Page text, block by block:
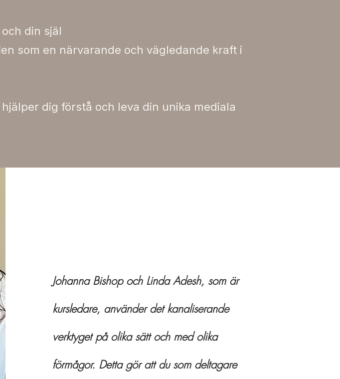
din själ
som en närvarande och vägledande kraft i
dig förstå och leva din unika mediala
Johanna Bishop och Linda Adesh, som är
kursledare, använder det kanaliserande
verktyget på olika sätt och med olika
förmågor. Detta gör att du som deltagare